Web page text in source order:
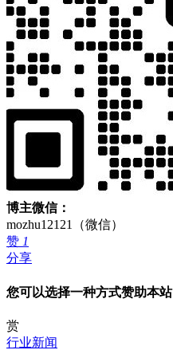
博主微信：
mozhu12121（微信）
赞 1
分享
您可以选择一种方式赞助本站
赏
行业新闻